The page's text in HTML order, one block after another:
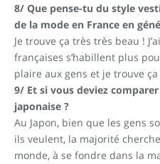
8/ Que pense-tu du style
de la mode en France en
Je trouve ça très très beau !
françaises s’habillent plus
plaire aux gens et je trouve
9/ Et si vous deviez
japonaise ?
Au Japon, bien que les gens
ils veulent, la majorité
monde, à se fondre dans la